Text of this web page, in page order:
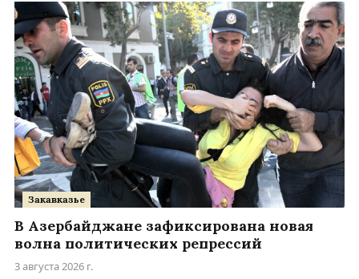
Закавказье
В Азербайджане зафиксирована новая
волна политических репрессий
3 августа 2026 г.